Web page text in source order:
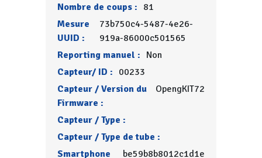
Nombre de coups : 81
Mesure
UUID :
73b750c4-5487-4e26-
919a-86000c501565
Reporting manuel : Non
Capteur/ ID : 00233
Capteur / Version du
Firmware :
OpengKIT72
Capteur / Type :
Capteur / Type de tube :
Smartphone
be59b8b8012c1d1e